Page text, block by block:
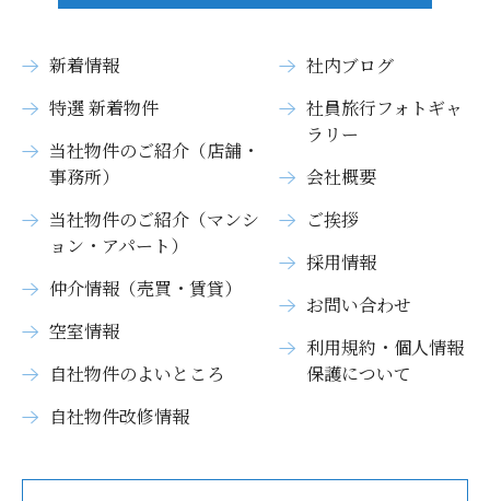
新着情報
特選 新着物件
当社物件のご紹介（店舗・
事務所）
当社物件のご紹介（マンシ
ョン・アパート）
仲介情報（売買・賃貸）
空室情報
自社物件のよいところ
自社物件改修情報
社内ブログ
社員旅行フォトギャ
ラリー
会社概要
ご挨拶
採用情報
お問い合わせ
利用規約・個人情報
保護について